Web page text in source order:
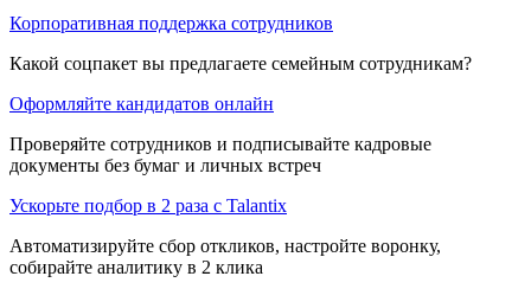
Корпоративная поддержка сотрудников
Какой соцпакет вы предлагаете семейным сотрудникам?
Оформляйте кандидатов онлайн
Проверяйте сотрудников и подписывайте кадровые
документы без бумаг и личных встреч
Ускорьте подбор в 2 раза с Talantix
Автоматизируйте сбор откликов, настройте воронку,
собирайте аналитику в 2 клика